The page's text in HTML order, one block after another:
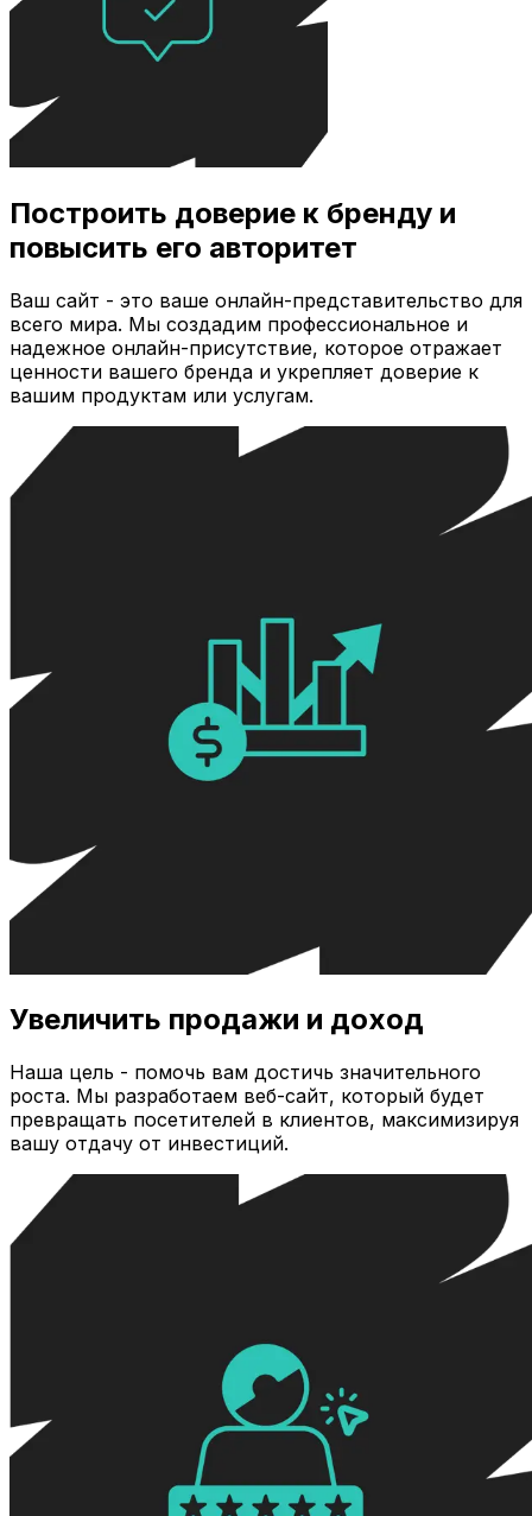
Построить доверие к бренду и
повысить его авторитет
Ваш сайт - это ваше онлайн-представительство для
всего мира. Мы создадим профессиональное и
надежное онлайн-присутствие, которое отражает
ценности вашего бренда и укрепляет доверие к
вашим продуктам или услугам.
Увеличить продажи и доход
Наша цель - помочь вам достичь значительного
роста. Мы разработаем веб-сайт, который будет
превращать посетителей в клиентов, максимизируя
вашу отдачу от инвестиций.